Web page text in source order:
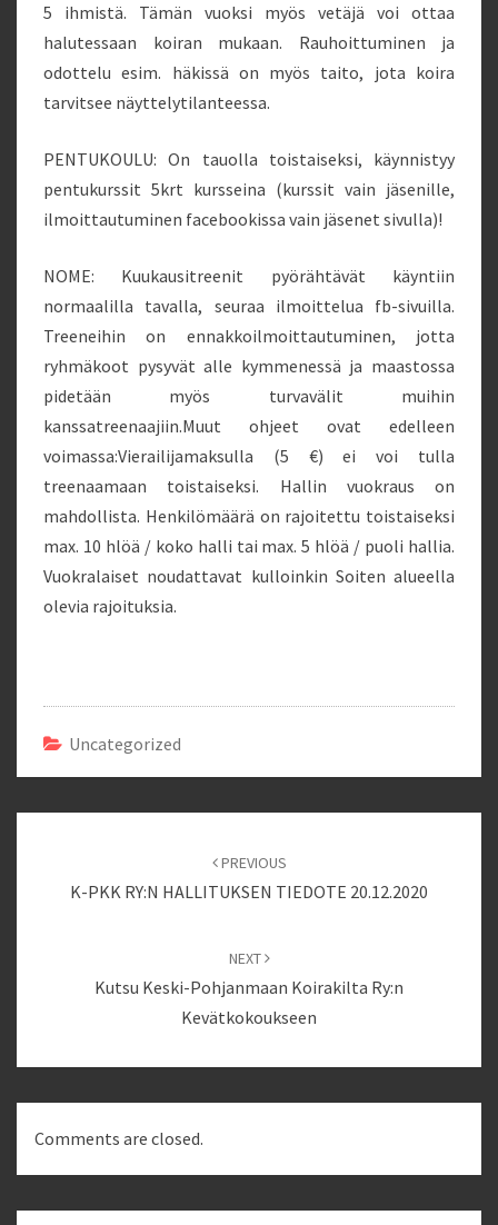
5 ihmistä. Tämän vuoksi myös vetäjä voi ottaa
halutessaan koiran mukaan. Rauhoittuminen ja
odottelu esim. häkissä on myös taito, jota koira
tarvitsee näyttelytilanteessa.
PENTUKOULU: On tauolla toistaiseksi, käynnistyy
pentukurssit 5krt kursseina (kurssit vain jäsenille,
ilmoittautuminen facebookissa vain jäsenet sivulla)!
NOME: Kuukausitreenit pyörähtävät käyntiin
normaalilla tavalla, seuraa ilmoittelua fb-sivuilla.
Treeneihin on ennakkoilmoittautuminen, jotta
ryhmäkoot pysyvät alle kymmenessä ja maastossa
pidetään myös turvavälit muihin
kanssatreenaajiin.Muut ohjeet ovat edelleen
voimassa:Vierailijamaksulla (5 €) ei voi tulla
treenaamaan toistaiseksi. Hallin vuokraus on
mahdollista. Henkilömäärä on rajoitettu toistaiseksi
max. 10 hlöä / koko halli tai max. 5 hlöä / puoli hallia.
Vuokralaiset noudattavat kulloinkin Soiten alueella
olevia rajoituksia.
Uncategorized
PREVIOUS
K-PKK RY:N HALLITUKSEN TIEDOTE 20.12.2020
NEXT
Kutsu Keski-Pohjanmaan Koirakilta Ry:n
Kevätkokoukseen
Comments are closed.